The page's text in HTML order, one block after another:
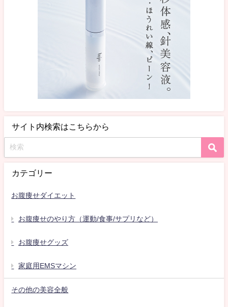
サイト内検索はこちらから
カテゴリー
お腹痩せダイエット
お腹痩せのやり方（運動/食事/サプリなど）
お腹痩せグッズ
家庭用EMSマシン
その他の美容全般